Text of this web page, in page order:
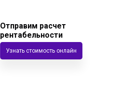
Отправим расчет
рентабельности
Узнать стоимость онлайн